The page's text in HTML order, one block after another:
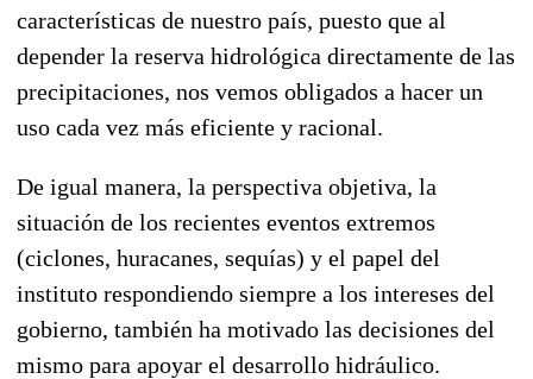
características de nuestro país, puesto que al
depender la reserva hidrológica directamente de las
precipitaciones, nos vemos obligados a hacer un
uso cada vez más eficiente y racional.
De igual manera, la perspectiva objetiva, la
situación de los recientes eventos extremos
(ciclones, huracanes, sequías) y el papel del
instituto respondiendo siempre a los intereses del
gobierno, también ha motivado las decisiones del
mismo para apoyar el desarrollo hidráulico.